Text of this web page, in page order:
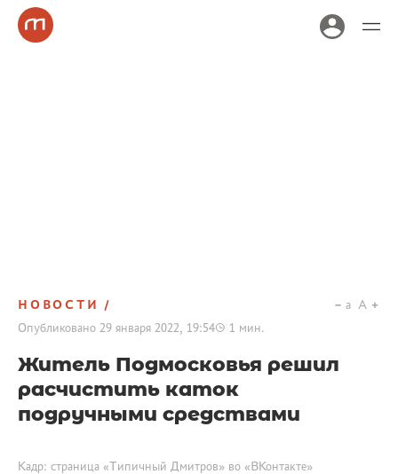
НОВОСТИ
Опубликовано 29 января 2022, 19:54 1 мин.
a A
Житель Подмосковья решил
расчистить каток
подручными средствами
Кадр: страница «Типичный Дмитров» во «ВКонтакте»